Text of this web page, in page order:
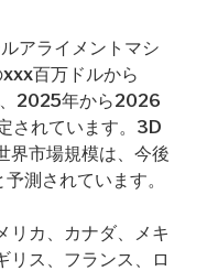
アライメントマシ
百万ドルから
2025年から2026
されています。3D
界市場規模は、今後
測されています。
リカ、カナダ、メキ
リス、フランス、ロ